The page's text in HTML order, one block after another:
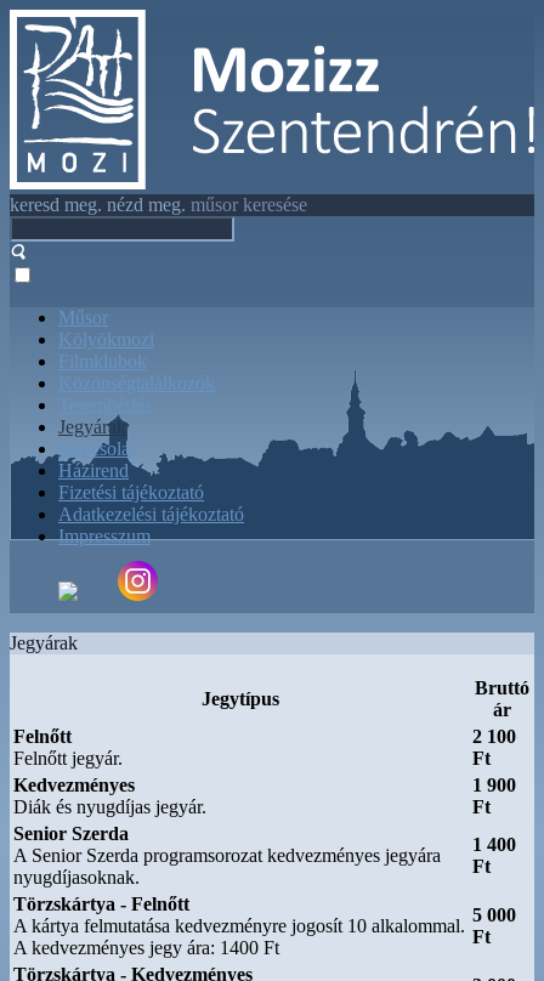
keresd meg. nézd meg. műsor keresése
Műsor
Kölyökmozi
Filmklubok
Közönségtalálkozók
Terembérlés
Jegyárak
Kapcsolat
Házirend
Fizetési tájékoztató
Adatkezelési tájékoztató
Impresszum
Jegyárak
Jegytípus
Bruttó
ár
Felnőtt
Felnőtt jegyár.
2 100
Ft
Kedvezményes
Diák és nyugdíjas jegyár.
1 900
Ft
Senior Szerda
A Senior Szerda programsorozat kedvezményes jegyára
nyugdíjasoknak.
1 400
Ft
Törzskártya - Felnőtt
A kártya felmutatása kedvezményre jogosít 10 alkalommal.
A kedvezményes jegy ára: 1400 Ft
5 000
Ft
Törzskártya - Kedvezményes